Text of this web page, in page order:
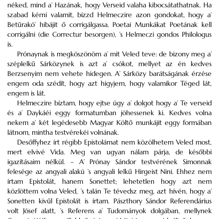
néked, mind a’ Hazának, hogy Verseid valaha kibocsátathatnak. Ha
szabad kérni valamit, bízzd Helmeczire azon gondokat, hogy a’
Betűrakó’ hibájit ő corrigálgassa. Poetai Munkákat Poetának kell
corrigálni (die Correctur besorgen), ’s Helmeczi gondos Philologus
is.
Prónaynak is megköszönöm a’ mit Veled teve: de bizony meg a’
széplelkű Sárközynek is azt a’ csókot, mellyet az én kedves
Berzsenyim nem vehete hidegen. A’ Sárközy barátságának érzése
engem oda szédít, hogy azt higyjem, hogy valamikor Téged lát,
engem is lát.
Helmeczire bíztam, hogy ejtse úgy a’ dolgot hogy a’ Te verseid
és a’ Daykáéi eggy formatumban jöhessenek ki. Kedves volna
nekem a’ két legédesebb Magyar Költő munkájit eggy formában
látnom, mintha testvérekéi volnának.
Desőffyhez írt régibb Epistolámat nem közölhetem Veled most,
mert elvivé Vida. Meg van ugyan nálam párja, de későbbi
igazításaim nélkül. – A’ Prónay Sándor testvérének Simonnak
felesége az angyali alakú ’s angyali lelkű Hirgeist Nini. Ehhez nem
írtam Epistolát, hanem Sonettet; lehetetlen hogy azt nem
közlöttem volna Veled, ’s talán Te tévedsz meg, azt hívén, hogy a’
Sonetten kivűl Epistolát is írtam. Pászthory Sándor Referendárius
volt Jósef alatt, ’s Referens a’ Tudományok dolgában, mellynek